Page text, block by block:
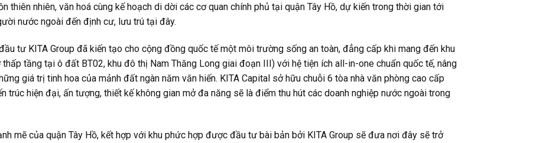
thiên nhiên, văn hoá cùng kế hoạch di dời các cơ quan chính phủ tại quận Tây Hồ, dự kiến trong thời gian tới
nước ngoài đến định cư, lưu trú tại đây.
tư KITA Group đã kiến tạo cho cộng đồng quốc tế một môi trường sống an toàn, đẳng cấp khi mang đến khu
tầng tại ô đất BT02, khu đô thị Nam Thăng Long giai đoạn III) với hệ tiện ích all-in-one chuẩn quốc tế, nâng
giá trị tinh hoa của mảnh đất ngàn năm văn hiến. KITA Capital sở hữu chuỗi 6 tòa nhà văn phòng cao cấp
hiện đại, ấn tượng, thiết kế không gian mở đa năng sẽ là điểm thu hút các doanh nghiệp nước ngoài trong
mẽ của quận Tây Hồ, kết hợp với khu phức hợp được đầu tư bài bản bởi KITA Group sẽ đưa nơi đây sẽ trở